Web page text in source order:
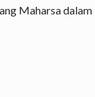
Maharsa dalam